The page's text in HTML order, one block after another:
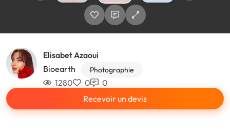
Elisabet Azaoui
Bioearth
Photographie
1280 0
0
Recevoir un devis